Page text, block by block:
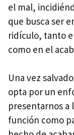
el mal,
que busca ser
ridículo, tanto
como en el
Una vez
opta por un
presentarnos a
función como